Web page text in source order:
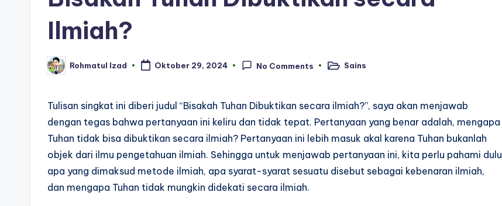
Ilmiah?
Posted
by
Rohmatul Izad Oktober 29, 2024 No Comments
PostedSains
Tulisan singkat ini diberi judul “Bisakah Tuhan Dibuktikan secara ilmiah?”, saya akan menjawab
dengan tegas bahwa pertanyaan ini keliru dan tidak tepat. Pertanyaan yang benar adalah, mengapa
Tuhan tidak bisa dibuktikan secara ilmiah? Pertanyaan ini lebih masuk akal karena Tuhan bukanlah
objek dari ilmu pengetahuan ilmiah. Sehingga untuk menjawab pertanyaan ini, kita perlu pahami dulu
apa yang dimaksud metode ilmiah, apa syarat-syarat sesuatu disebut sebagai kebenaran ilmiah,
dan mengapa Tuhan tidak mungkin didekati secara ilmiah.